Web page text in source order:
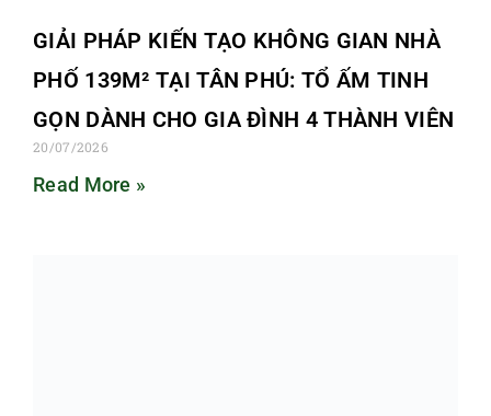
GIẢI PHÁP KIẾN TẠO KHÔNG GIAN NHÀ
PHỐ 139M² TẠI TÂN PHÚ: TỔ ẤM TINH
GỌN DÀNH CHO GIA ĐÌNH 4 THÀNH VIÊN
20/07/2026
Read More »